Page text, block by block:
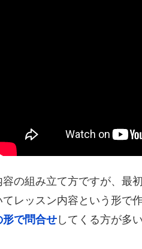
容の組み立て方ですが、最
レッスン内容という形で
形で問合せ してくる方が多